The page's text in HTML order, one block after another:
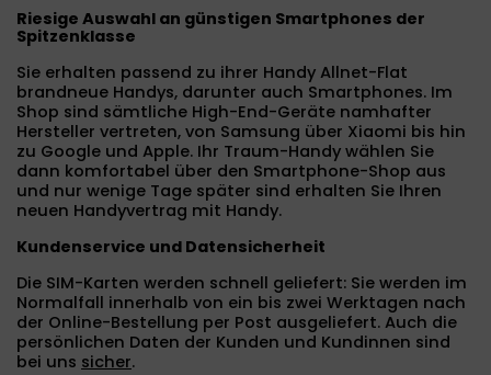
Riesige Auswahl an günstigen Smartphones der
Spitzenklasse
Sie erhalten passend zu ihrer Handy Allnet-Flat
brandneue Handys, darunter auch Smartphones. Im
Shop sind sämtliche High-End-Geräte namhafter
Hersteller vertreten, von Samsung über Xiaomi bis hin
zu Google und Apple. Ihr Traum-Handy wählen Sie
dann komfortabel über den Smartphone-Shop aus
und nur wenige Tage später sind erhalten Sie Ihren
neuen Handyvertrag mit Handy.
Kundenservice und Datensicherheit
Die SIM-Karten werden schnell geliefert: Sie werden im
Normalfall innerhalb von ein bis zwei Werktagen nach
der Online-Bestellung per Post ausgeliefert. Auch die
persönlichen Daten der Kunden und Kundinnen sind
bei uns sicher.